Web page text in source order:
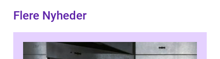
Flere Nyheder